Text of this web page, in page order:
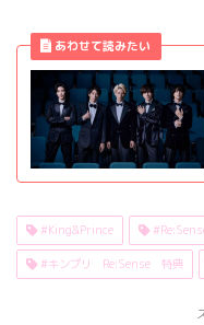
#King&Prince
#キンプリ Re:Sense 特典